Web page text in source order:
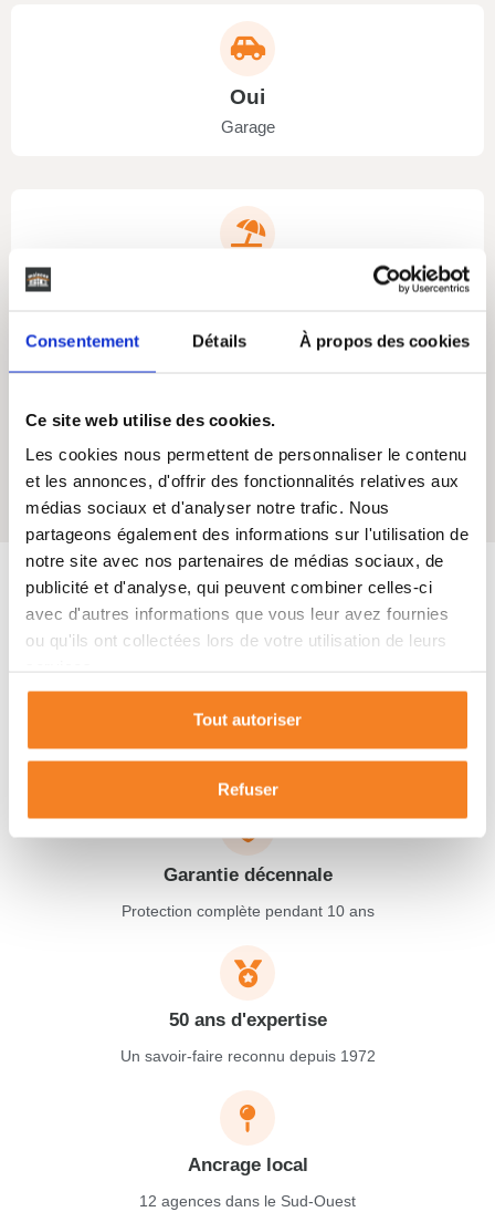
Consentement Détails À propos des cookies
Ce site web utilise des cookies.
Les cookies nous permettent de personnaliser le contenu
et les annonces, d'offrir des fonctionnalités relatives aux
médias sociaux et d'analyser notre trafic. Nous
partageons également des informations sur l'utilisation de
notre site avec nos partenaires de médias sociaux, de
publicité et d'analyse, qui peuvent combiner celles-ci
avec d'autres informations que vous leur avez fournies
ou qu'ils ont collectées lors de votre utilisation de leurs
Tout autoriser
Refuser
Oui
Garage
Oui
Maisons SICs'engage
Depuis 50 ans, nous vous accompagnons de A à Z dans vos
projets de vie dans le Sud-Ouest de la France.
Garantie décennale
Protection complète pendant 10 ans
50 ans d'expertise
Un savoir-faire reconnu depuis 1972
Ancrage local
12 agences dans le Sud-Ouest